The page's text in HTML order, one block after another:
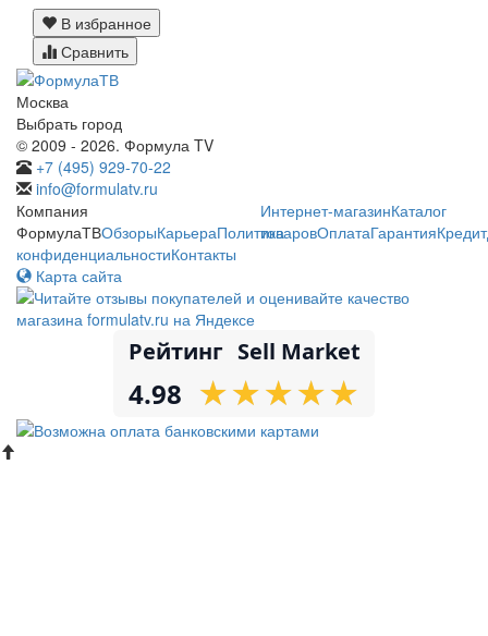
В избранное
Сравнить
Москва
Выбрать город
© 2009 - 2026. Формула TV
+7 (495) 929-70-22
info@formulatv.ru
Компания
ФормулаТВОбзорыКарьераПолитика
конфиденциальностиКонтакты
Интернет-магазинКаталог
товаровОплатаГарантияКредит
Карта сайта
Рейтинг Sell Market
4.98 ★
★★
★★
★★
★★
★